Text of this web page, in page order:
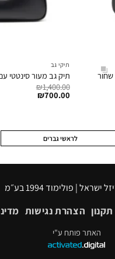
תיקי גב
תיק גב מעור סינטטי
₪1,400.00
₪700.00
לראשי גברים
תקנון הצהרת נגישות
האתר פותח ע"י